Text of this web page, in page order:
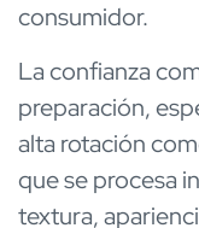
consumidor.
La confianza
preparación,
alta rotación
que se procesa
textura,